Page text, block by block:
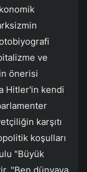
ve
önerisi
Hitler'in kendi
karşıtı
koşulları
"Büyük